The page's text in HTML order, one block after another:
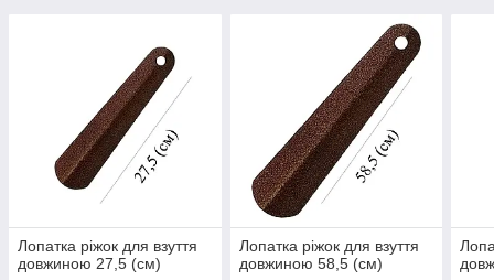
Лопатка ріжок для взуття
довжиною 27,5 (см)
Лопатка ріжок для взуття
довжиною 58,5 (см)